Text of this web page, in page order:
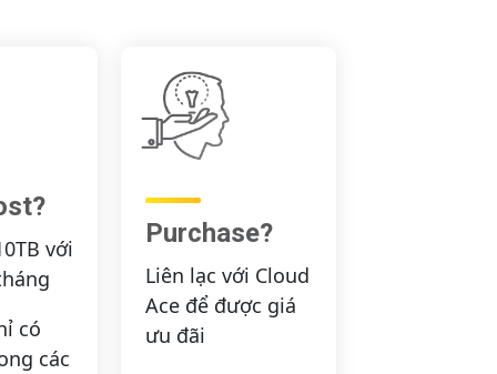
với
có
các
Purchase?
Liên lạc với Cloud
Ace để được giá
ưu đãi